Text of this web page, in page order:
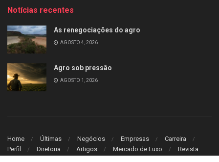
Notícias recentes
As renegociações do agro
AGOSTO 4, 2026
Agro sob pressão
AGOSTO 1, 2026
Home Últimas Negócios Empresas
Carreira
Perfil
Diretoria Artigos Mercado de Luxo Revista